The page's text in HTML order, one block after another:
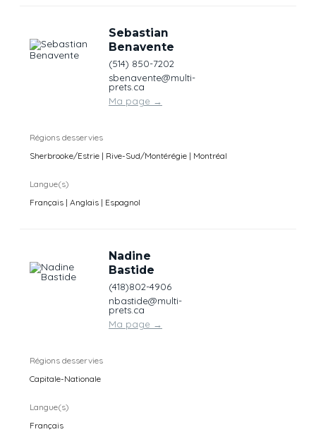
Sebastian
Benavente
(514) 850-7202
sbenavente@multi-
prets.ca
Ma page →
Régions desservies
Sherbrooke/Estrie | Rive-Sud/Montérégie | Montréal
Langue(s)
Français | Anglais | Espagnol
Nadine
Bastide
(418)802-4906
nbastide@multi-
prets.ca
Ma page →
Régions desservies
Capitale-Nationale
Langue(s)
Français